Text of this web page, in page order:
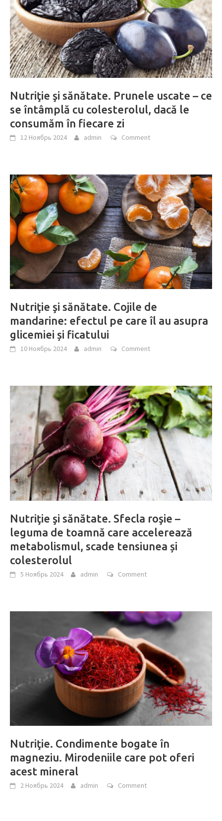
Nutriţie şi sănătate. Prunele uscate – ce
se întâmplă cu colesterolul, dacă le
consumăm în fiecare zi
12 Ноябрь 2024 admin Comment
Nutriţie şi sănătate. Cojile de
mandarine: efectul pe care îl au asupra
glicemiei și ficatului
10 Ноябрь 2024 admin Comment
Nutriţie şi sănătate. Sfecla roşie –
leguma de toamnă care accelerează
metabolismul, scade tensiunea și
colesterolul
5 Ноябрь 2024 admin Comment
Nutriţie. Condimente bogate în
magneziu. Mirodeniile care pot oferi
acest mineral
2 Ноябрь 2024 admin Comment